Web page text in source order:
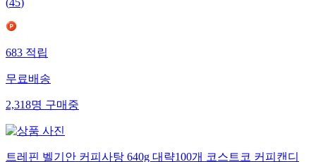
(45)
683적립
무료배송
2,318명구매중